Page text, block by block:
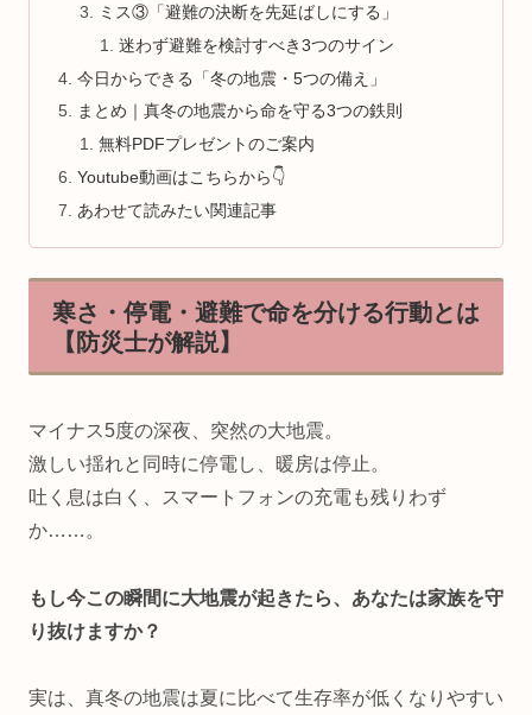
ミス③「避難の決断を先延ばしにする」
迷わず避難を検討すべき3つのサイン
今日からできる「冬の地震・5つの備え」
まとめ｜真冬の地震から命を守る3つの鉄則
無料PDFプレゼントのご案内
Youtube動画はこちらから👇
あわせて読みたい関連記事
寒さ・停電・避難で命を分ける行動とは
【防災士が解説】
マイナス5度の深夜、突然の大地震。
激しい揺れと同時に停電し、暖房は停止。
吐く息は白く、スマートフォンの充電も残りわず
か……。
もし今この瞬間に大地震が起きたら、あなたは家族を守
り抜けますか？
実は、真冬の地震は夏に比べて生存率が低くなりやすい